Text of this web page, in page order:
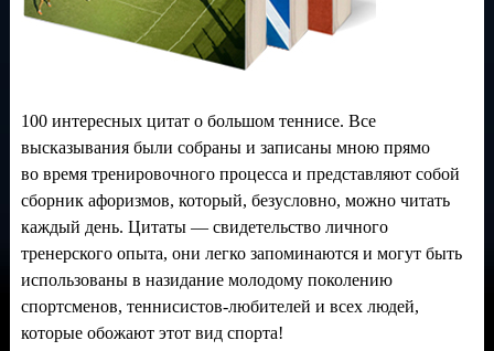
100 интересных цитат о большом теннисе. Все
высказывания были собраны и записаны мною прямо
во время тренировочного процесса и представляют собой
сборник афоризмов, который, безусловно, можно читать
каждый день. Цитаты — свидетельство личного
тренерского опыта, они легко запоминаются и могут быть
использованы в назидание молодому поколению
спортсменов, теннисистов-любителей и всех людей,
которые обожают этот вид спорта!